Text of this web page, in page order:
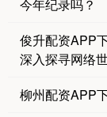
今年纪录吗？
俊升配资APP
深入探寻网络
柳州配资APP